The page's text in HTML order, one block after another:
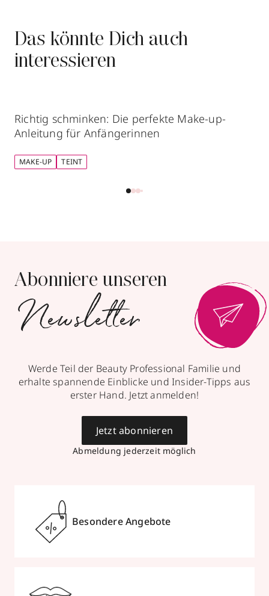
Das könnte Dich auch
interessieren
Richtig schminken: Die perfekte Make-up-
Anleitung für Anfängerinnen
MAKE-UP TEINT
Abonniere unseren
Newsletter
Werde Teil der Beauty Professional Familie und
erhalte spannende Einblicke und Insider-Tipps aus
erster Hand. Jetzt anmelden!
Abmeldung jederzeit möglich
Jetzt abonnieren
Besondere Angebote